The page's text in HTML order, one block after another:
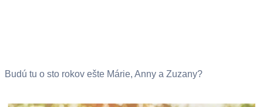
Budú tu o sto rokov ešte Márie, Anny a Zuzany?